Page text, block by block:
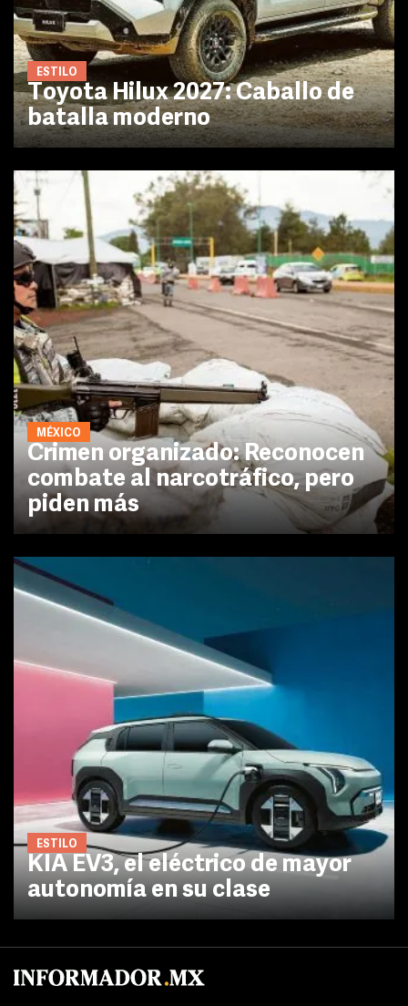
ESTILO
Toyota Hilux 2027: Caballo de
batalla moderno
MÉXICO
Crimen organizado: Reconocen
combate al narcotráfico, pero
piden más
ESTILO
KIA EV3, el eléctrico de mayor
autonomía en su clase